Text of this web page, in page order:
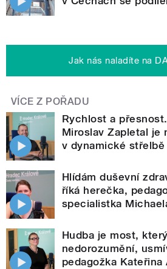
Jak nás naladíte na
VÍCE Z POŘADU
Rychlost a
Miroslav Zapletal je
v dynamické střelbě
Hlídám duševní
říká herečka,
specialistka
Hudba je most,
nedorozumění,
pedagožka Kateřina